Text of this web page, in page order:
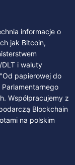
informacje o
jak Bitcoin,
i waluty
papierowej do
Parlamentarnego
Współpracujemy z
Blockchain
na polskim